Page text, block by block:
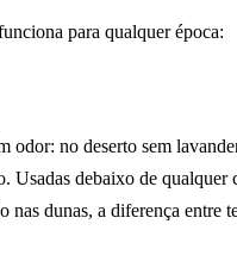
para qualquer época:
odor: no deserto sem
debaixo de qualquer
dunas, a diferença entre